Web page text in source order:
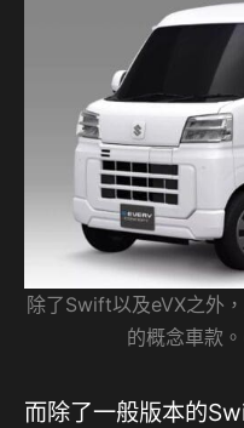
除了Swift以及eVX之外
的概念車款
而除了一般版本的